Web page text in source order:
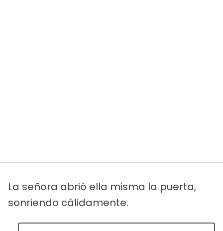
La señora abrió ella misma la puerta,
sonriendo cálidamente.